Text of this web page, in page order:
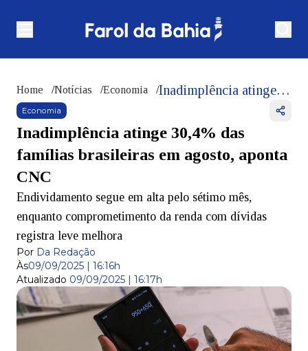
Home /Notícias /Economia / Inadimplência atinge 30,4% das famílias brasileiras em agosto, aponta CNC
Economia
Inadimplência atinge 30,4% das
famílias brasileiras em agosto, aponta
CNC
Endividamento segue em alta pelo sétimo mês,
enquanto comprometimento da renda com dívidas
registra leve melhora
Por Da Redação
Às09/09/2025 | 16:16h
Atualizado 09/09/2025 | 16:17h